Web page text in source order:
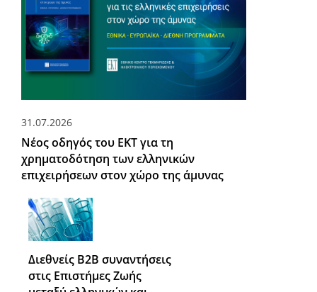
31.07.2026
Νέος οδηγός του ΕΚΤ για τη
χρηματοδότηση των ελληνικών
επιχειρήσεων στον χώρο της άμυνας
Διεθνείς Β2Β συναντήσεις
στις Επιστήμες Ζωής